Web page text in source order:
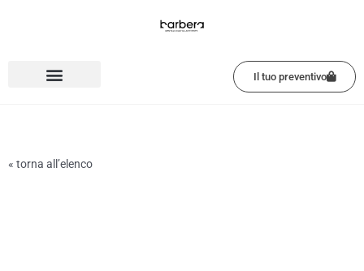
Il tuo preventivo
« torna all’elenco